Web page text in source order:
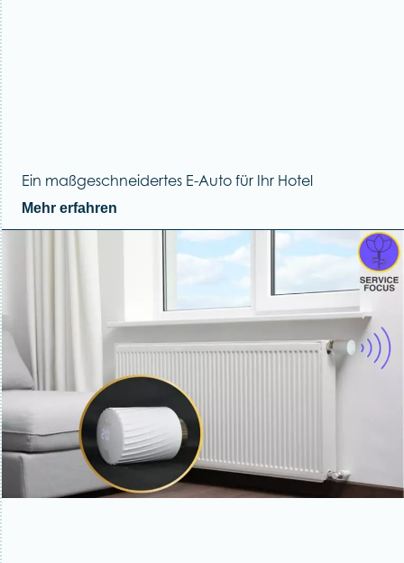
Ein maßgeschneidertes E-Auto für Ihr Hotel
Mehr erfahren